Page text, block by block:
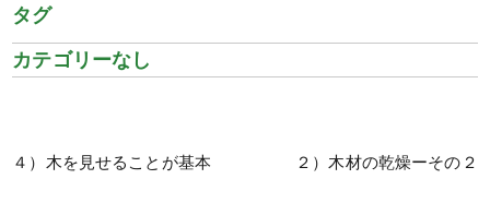
タグ
カテゴリーなし
４）木を見せることが基本 ２）木材の乾燥ーその２